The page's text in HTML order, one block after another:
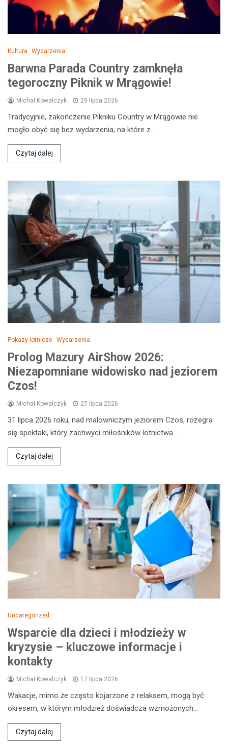
Kultura Wydarzenia
Barwna Parada Country zamknęła
tegoroczny Piknik w Mrągowie!
Michał Kowalczyk 29 lipca 2026
Tradycyjnie, zakończenie Pikniku Country w Mrągowie nie
mogło obyć się bez wydarzenia, na które z…
Czytaj dalej
Pokazy lotnicze Wydarzenia
Prolog Mazury AirShow 2026:
Niezapomniane widowisko nad jeziorem
Czos!
Michał Kowalczyk 27 lipca 2026
31 lipca 2026 roku, nad malowniczym jeziorem Czos, rozegra
się spektakl, który zachwyci miłośników lotnictwa.…
Czytaj dalej
Uncategorized
Wsparcie dla dzieci i młodzieży w
kryzysie – kluczowe informacje i
kontakty
Michał Kowalczyk 17 lipca 2026
Wakacje, mimo że często kojarzone z relaksem, mogą być
okresem, w którym młodzież doświadcza wzmożonych…
Czytaj dalej